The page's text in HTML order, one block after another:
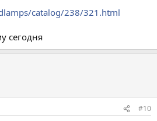
catalog/238/321.html
сегодня
#10